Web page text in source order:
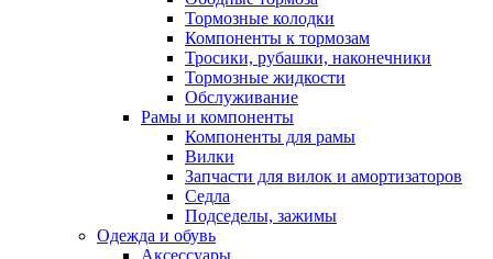
Тормозные колодки
Компоненты к тормозам
Тросики, рубашки, наконечники
Тормозные жидкости
Обслуживание
Рамы и компоненты
Компоненты для рамы
Вилки
Запчасти для вилок и амортизаторов
Седла
Подседелы, зажимы
Одежда и обувь
Аксессуары